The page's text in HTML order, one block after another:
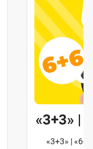
«3+3» |
«3+3» |